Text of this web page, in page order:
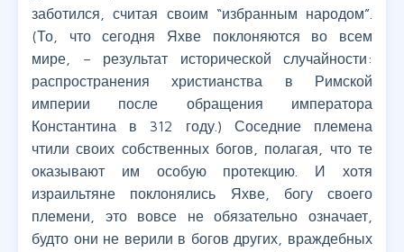
заботился, считая своим “избранным народом”.
(То, что сегодня Яхве поклоняются во всем
мире, – результат исторической случайности:
распространения христианства в Римской
империи после обращения императора
Константина в 312 году.) Соседние племена
чтили своих собственных богов, полагая, что те
оказывают им особую протекцию. И хотя
израильтяне поклонялись Яхве, богу своего
племени, это вовсе не обязательно означает,
будто они не верили в богов других, враждебных